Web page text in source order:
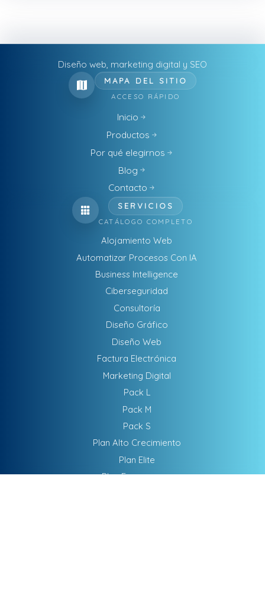
Diseño web, marketing digital y SEO
MAPA DEL SITIO
ACCESO RÁPIDO
Inicio
Productos
Por qué elegirnos
Blog
Contacto
SERVICIOS
CATÁLOGO COMPLETO
Alojamiento Web
Automatizar Procesos Con IA
Business Intelligence
Ciberseguridad
Consultoría
Diseño Gráfico
Diseño Web
Factura Electrónica
Marketing Digital
Pack L
Pack M
Pack S
Plan Alto Crecimiento
Plan Elite
Plan Empezamos